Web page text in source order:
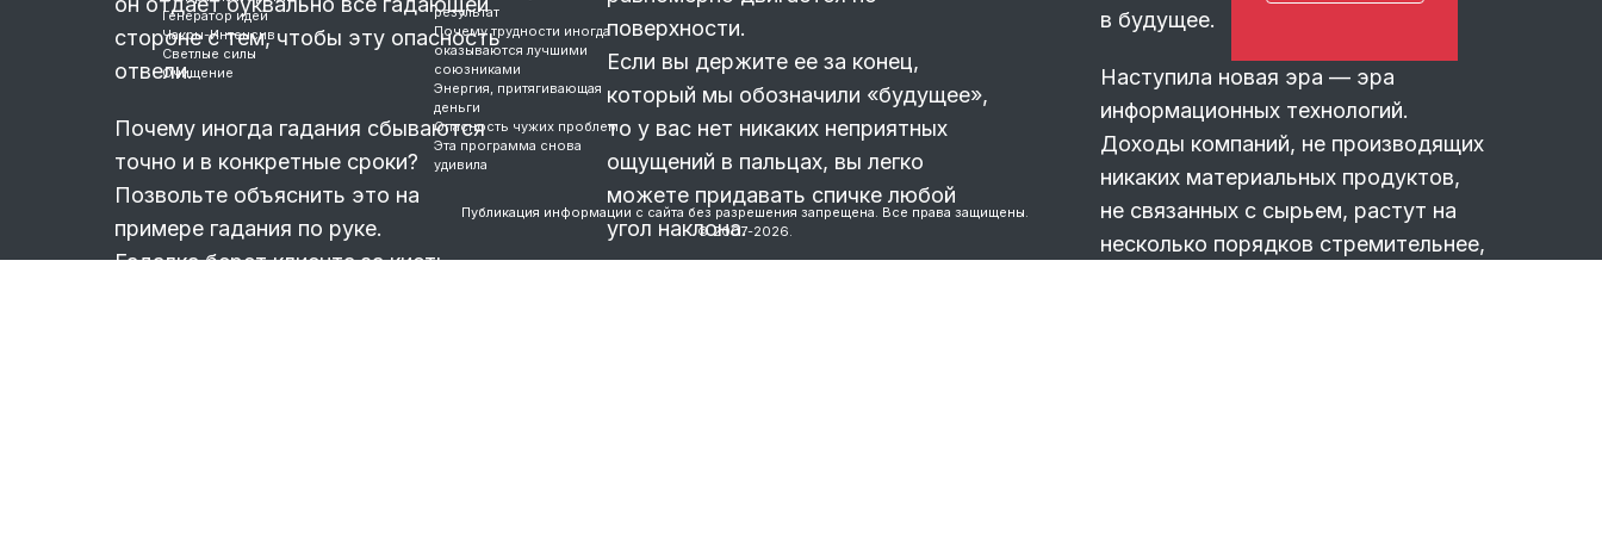
стороне с тем, чтобы эту опасность
отвели.
Почему иногда гадания сбываются
точно и в конкретные сроки?
Позвольте объяснить это на
примере гадания по руке.
Гадалка берет клиента за кисть
поверхности.
Если вы держите ее за конец,
который мы обозначили «будущее»,
то у вас нет никаких неприятных
ощущений в пальцах, вы легко
можете придавать спичке любой
угол наклона.
в будущее.
Наступила новая эра — эра
информационных технологий.
Доходы компаний, не производящих
никаких материальных продуктов,
не связанных с сырьем, растут на
несколько порядков стремительнее,
Генератор идей
Чакры-Интенсив
Светлые силы
Очищение
результат
Почему трудности иногда
оказываются лучшими
союзниками
Энергия, притягивающая
деньги
Опасность чужих проблем
Эта программа снова
удивила
Публикация информации с сайта без разрешения запрещена. Все права защищены.
© 2007-2026.